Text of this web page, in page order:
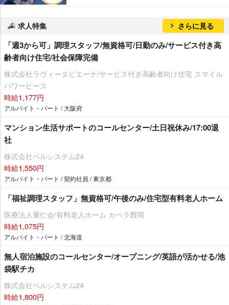
求人特集 さらに見る
「週3から可」調理スタッフ/無資格可/日勤のみ/サービス付き高
齢者向け住宅/社会保障完備
株式会社ラヴィータピエーナ/サービス付き高齢者向け住宅 スマイル
パワーピース
時給1,177円
アルバイト・パート / 大阪府
マンション生活サポートのコールセンター/土日祝休み/17:00退
社
株式会社ベルシステム24
時給1,550円
アルバイト・パート / 契約社員 / 東京都
「福祉調理スタッフ」無資格可/午後のみ/住宅型有料老人ホーム
医療法人重仁会/有料老人ホーム カペラ西岡
時給1,075円
アルバイト・パート / 北海道
無人宿泊施設のコールセンター/オープニング/英語が活かせる/池
袋駅チカ
株式会社ベルシステム24
時給1,800円